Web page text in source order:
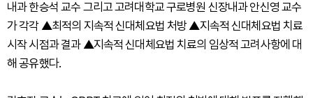
내과 한승석 교수 그리고 고려대학교 구로병원 신장내과 안신영 교수
가 각각 ▲최적의 지속적 신대체요법 처방 ▲지속적 신대체요법 치료
시작 시점과 결과 ▲지속적 신대체요법 치료의 임상적 고려사항에 대
해 공유했다.